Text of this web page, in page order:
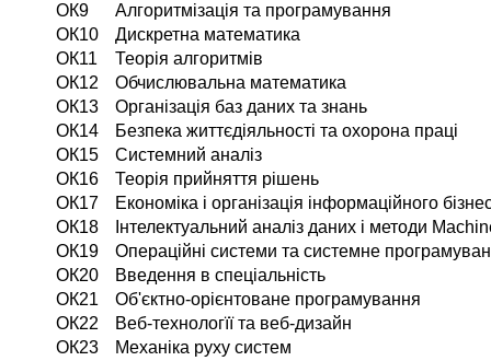
ОК9
Алгоритмізація та програмування
ОК10
Дискретна математика
ОК11
Теорія алгоритмів
ОК12
Обчислювальна математика
ОК13
Організація баз даних та знань
ОК14
Безпека життєдіяльності та охорона праці
ОК15
Системний аналіз
ОК16
Теорія прийняття рішень
ОК17
Економіка і організація інформаційного
ОК18
Інтелектуальний аналіз даних і методи
ОК19
Операційні системи та системне
ОК20
Введення в спеціальність
ОК21
Об'єктно-орієнтоване програмування
ОК22
Веб-технологїї та веб-дизайн
ОК23
Механіка руху систем